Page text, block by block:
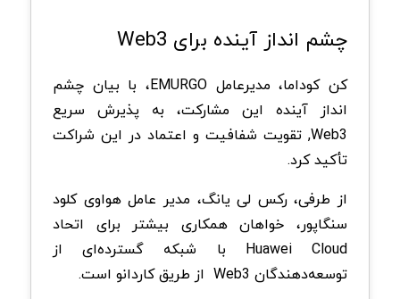
چشم انداز آینده برای Web3
کن کوداما، مدیرعامل EMURGO، با بیان چشم
انداز آینده این مشارکت، به پذیرش سریع
Web3, تقویت شفافیت و اعتماد در این شراکت
تأکید کرد.
از طرفی، رکس لی یانگ، مدیر عامل هواوی کلود
سنگاپور، خواهان همکاری بیشتر برای اتحاد
Huawei Cloud با شبکه گسترده‌ای از
توسعه‌دهندگان Web3 از طریق کاردانو است.